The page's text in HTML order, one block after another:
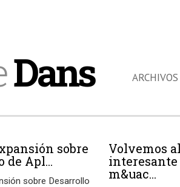
Dans ARCHIVOS
sobre
de Apl...
sobre Desarrollo
Volvemos
interesante
m&uac...